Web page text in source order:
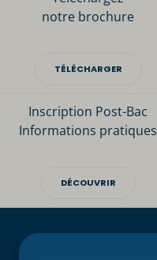
notre brochure
TÉLÉCHARGER
Inscription Post-Bac
Informations pratiques
DÉCOUVRIR